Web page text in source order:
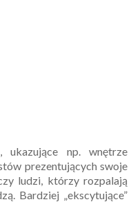
, ukazujące np. wnętrze
prezentujących swoje
ludzi, którzy rozpalają
Bardziej „ekscytujące”